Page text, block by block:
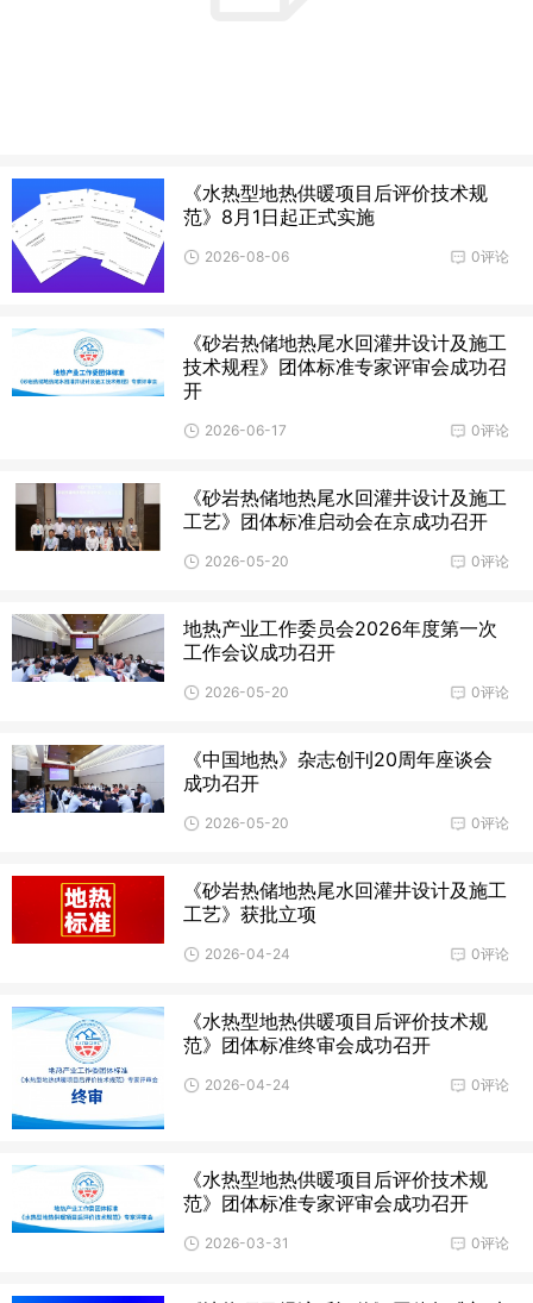
《水热型地热供暖项目后评价技术规
范》8月1日起正式实施
0评论
2026-08-06
《砂岩热储地热尾水回灌井设计及施工
技术规程》团体标准专家评审会成功召
开
0评论
2026-06-17
《砂岩热储地热尾水回灌井设计及施工
工艺》团体标准启动会在京成功召开
0评论
2026-05-20
地热产业工作委员会2026年度第一次
工作会议成功召开
0评论
2026-05-20
《中国地热》杂志创刊20周年座谈会
成功召开
0评论
2026-05-20
《砂岩热储地热尾水回灌井设计及施工
工艺》获批立项
0评论
2026-04-24
《水热型地热供暖项目后评价技术规
范》团体标准终审会成功召开
0评论
2026-04-24
《水热型地热供暖项目后评价技术规
范》团体标准专家评审会成功召开
0评论
2026-03-31